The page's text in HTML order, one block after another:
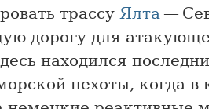
трассу Ялта —
дорогу для
находился
пехоты, когда в